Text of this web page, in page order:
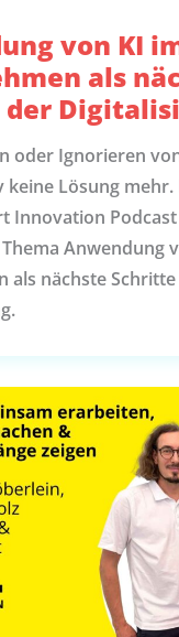
von KI
als
oder Ignorieren
keine Lösung mehr.
Innovation
Anwendung
als nächste